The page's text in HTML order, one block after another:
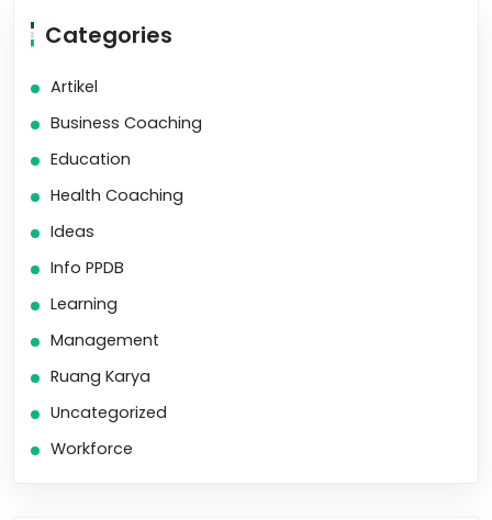
Categories
Artikel
Business Coaching
Education
Health Coaching
Ideas
Info PPDB
Learning
Management
Ruang Karya
Uncategorized
Workforce